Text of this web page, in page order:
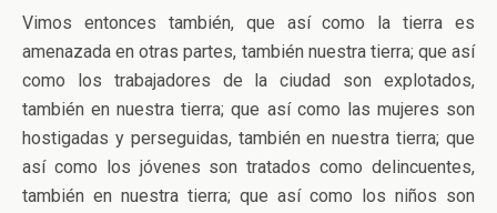
Vimos entonces también, que así como la tierra es
amenazada en otras partes, también nuestra tierra; que así
como los trabajadores de la ciudad son explotados,
también en nuestra tierra; que así como las mujeres son
hostigadas y perseguidas, también en nuestra tierra; que
así como los jóvenes son tratados como delincuentes,
también en nuestra tierra; que así como los niños son